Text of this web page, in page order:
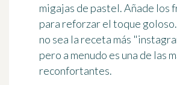
migajas de pastel. Añade los
para reforzar el toque
no sea la receta más
pero a menudo es una de las
reconfortantes.